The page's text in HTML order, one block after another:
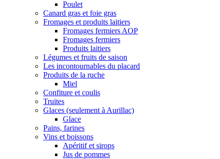
Poulet
Canard gras et foie gras
Fromages et produits laitiers
Fromages fermiers AOP
Fromages fermiers
Produits laitiers
Légumes et fruits de saison
Les incontournables du placard
Produits de la ruche
Miel
Confiture et coulis
Truites
Glaces (seulement à Aurillac)
Glace
Pains, farines
Vins et boissons
Apéritif et sirops
Jus de pommes